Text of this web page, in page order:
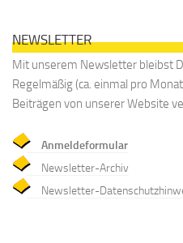
NEWSLETTER
Mit unserem Newsletter bleibst
Regelmäßig (ca. einmal pro
Beiträgen von unserer Website
Anmeldeformular
Newsletter-Archiv
Newsletter-